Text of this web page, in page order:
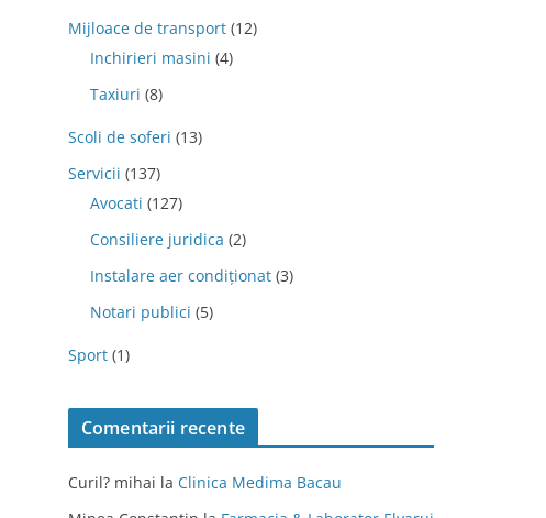
Mijloace de transport (12)
Inchirieri masini (4)
Taxiuri (8)
Scoli de soferi (13)
Servicii (137)
Avocati (127)
Consiliere juridica (2)
Instalare aer condiționat (3)
Notari publici (5)
Sport (1)
Comentarii recente
Curil? mihai la Clinica Medima Bacau